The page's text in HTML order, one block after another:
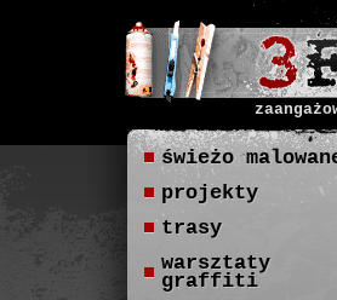
świeżo
projekty
trasy
warsztaty
graffiti